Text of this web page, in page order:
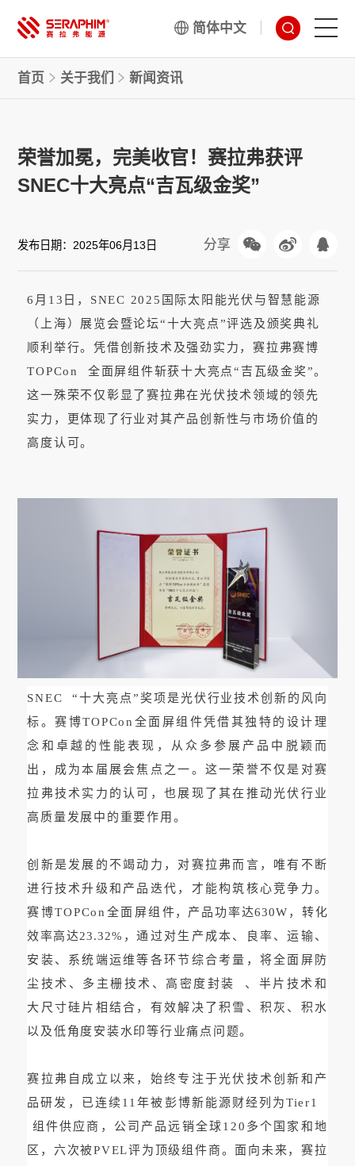
技术
项目
关于我们
简体中文
首页 关于我们 新闻资讯
荣誉加冕，完美收官！赛拉弗获评
SNEC十大亮点“吉瓦级金奖”
发布日期： 2025年06月13日 分享
6月13日，SNEC 2025国际太阳能光伏与智慧能源
（上海）展览会暨论坛“十大亮点”评选及颁奖典礼
顺利举行。凭借创新技术及强劲实力，赛拉弗赛博
TOPCon
全面屏组件斩获十大亮点“吉瓦级金奖”。
这一殊荣不仅彰显了赛拉弗在光伏技术领域的领先
实力，更体现了行业对其产品创新性与市场价值的
高度认可。
SNEC
“十大亮点”奖项是光伏行业技术创新的风向
标。赛博TOPCon全面屏组件凭借其独特的设计理
念和卓越的性能表现，从众多参展产品中脱颖而
出，成为本届展会焦点之一。这一荣誉不仅是对赛
拉弗技术实力的认可，也展现了其在推动光伏行业
高质量发展中的重要作用。
创新是发展的不竭动力，对赛拉弗而言，唯有不断
进行技术升级和产品迭代，才能构筑核心竞争力。
赛博TOPCon全面屏组 件， 产品功率达630W，转化
效率高达23.32%，通过对生产成本、良率、运输、
安装、系统端运维等各环节综合考量，将全面屏防
尘技术、多主栅技术、高密度封装
、半片技术和
大尺寸硅片相结合，有效解决了积雪、积灰、积水
以及低角度安装水印等行业痛点问题。
赛拉弗自成立以来，始终专注于光伏技术创新和产
品研发，已连续11年被彭博新能源财经列为Tier1
组件供应商，公司产品远销全球120多个国家和地
区，六次被PVEL评为顶级组件商。面向未来，赛拉